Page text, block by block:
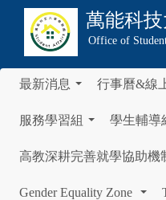
萬能科
Office of
最新消息 行事曆&線
服務學習組 學生輔導
高教深耕完善就學協助機
Gender Equality Zone